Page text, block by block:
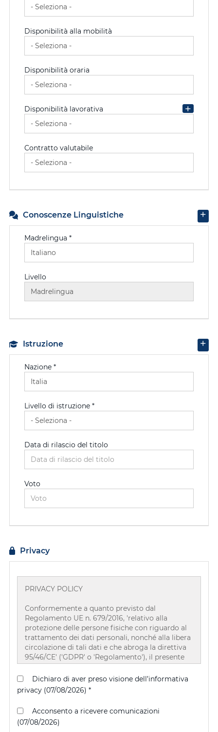
Disponibilità alla mobilità
Disponibilità oraria
Disponibilità lavorativa
Contratto valutabile
Conoscenze Linguistiche
Madrelingua *
Livello
Istruzione
Nazione *
Livello di istruzione *
Data di rilascio del titolo
Voto
Privacy
PRIVACY POLICY
Conformemente a quanto previsto dal
Regolamento UE n. 679/2016, 'relativo alla
protezione delle persone fisiche con riguardo al
trattamento dei dati personali, nonché alla libera
circolazione di tali dati e che abroga la direttiva
95/46/CE' ('GDPR' o 'Regolamento'), il presente
regolatori del trattamento dei dati effettuato da
parte delle Società Grimaldi Group S.p.A.,
Grimaldi Euromed S.p.A. e Grimald Deep Sea
sensi dell'accordo sottoscritto in data 21.05.2018,
nell'attività di gestione delle candidature e del
Dichiaro di aver preso visione dell’informativa
privacy (07/08/2026) *
Acconsento a ricevere comunicazioni
(07/08/2026)